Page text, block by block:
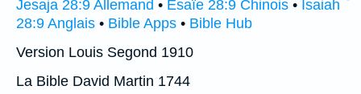
Jesaja 28:9 Allemand • Ésaïe 28:9 Chinois • Isaiah
28:9 Anglais • Bible Apps • Bible Hub
Version Louis Segond 1910
La Bible David Martin 1744